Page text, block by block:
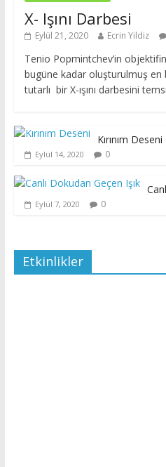
X- Işını Darbesi
Eylül 21, 2020 Ecrin Yildiz
Tenio Popmintchev’in
bugüne kadar oluşturulmuş en
tutarlı bir X-ışını darbesini
Kırınım Deseni
Eylül 14, 2020 0
Eylül 7, 2020 0
Etkinlikler